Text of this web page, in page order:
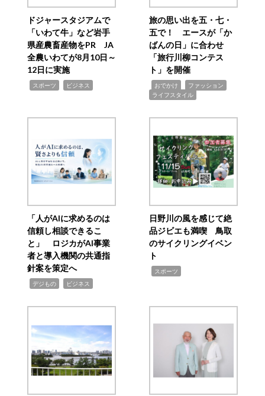
ドジャースタジアムで
「いわて牛」など岩手
県産農畜産物をPR JA
全農いわてが8月10日～
12日に実施
スポーツ ビジネス
旅の思い出を五・七・
五で！ エースが「か
ばんの日」に合わせ
「旅行川柳コンテス
ト」を開催
おでかけ ファッション
ライフスタイル
「人がAIに求めるのは
信頼し相談できるこ
と」 ロジカがAI事業
者と導入機関の共通指
針案を策定へ
デジもの ビジネス
日野川の風を感じて絶
品ジビエも満喫 鳥取
のサイクリングイベン
ト
スポーツ